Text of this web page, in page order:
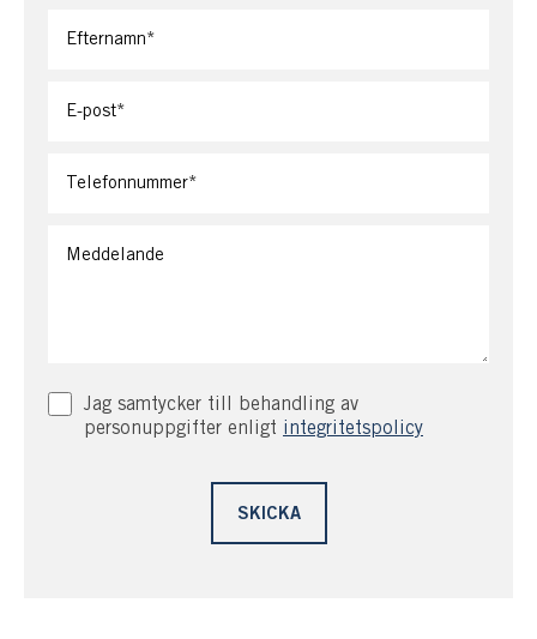
lek och spel.
Välkommen till ett komplett sjöläge som upplevs som
Jag samtycker till behandling av
personuppgifter enligt integritetspolicy